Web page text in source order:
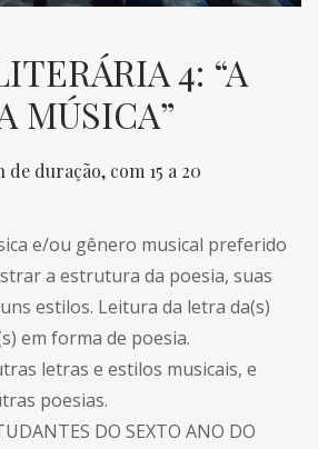
4: “A
MÚSICA”
de duração, com 15 a 20
e/ou gênero musical preferido
a estrutura da poesia, suas
estilos. Leitura da letra da(s)
em forma de poesia.
letras e estilos musicais, e
poesias.
DO SEXTO ANO DO